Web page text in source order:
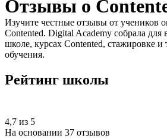
Отзывы о
Изучите честные отзывы от учеников
Contented. Digital Academy собрала для
школе, курсах Contented, стажировке и
обучения.
Рейтинг школы
4,7 из 5
На основании 37 отзывов